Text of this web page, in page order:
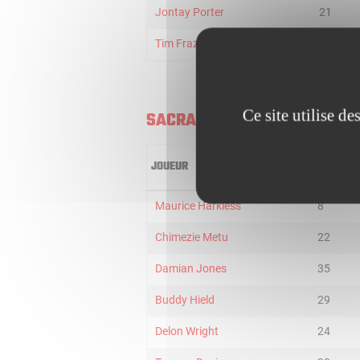
Jontay Porter 21
Tim Frazier
SACRAMENTO KINGS
JOUEUR
Maurice Harkless 8
Chimezie Metu 22
Damian Jones 35
Buddy Hield 29
Delon Wright 24
Ce site utilise